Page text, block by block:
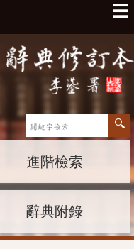
☰
進階檢索
辭典附錄